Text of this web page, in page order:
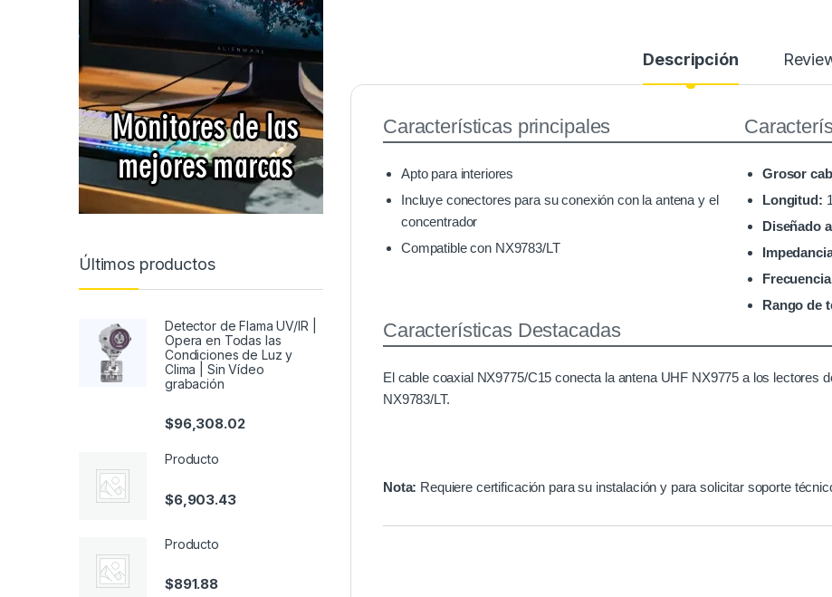
Descripción
Características principales
Apto para interiores
Incluye conectores para su conexión con la antena y el
concentrador
Compatible con NX9783/LT
Grosor
Longitud:
Diseñado
Rango de
Características Destacadas
El cable coaxial NX9775/C15 conecta la antena UHF NX9775 a los lectores
NX9783/LT.
Nota: Requiere certificación para su instalación y para solicitar soporte
Últimos productos
Detector de Flama UV/IR |
Opera en Todas las
Condiciones de Luz y
Clima | Sin Vídeo
grabación
$96,308.02
Producto
$6,903.43
Producto
$891.88